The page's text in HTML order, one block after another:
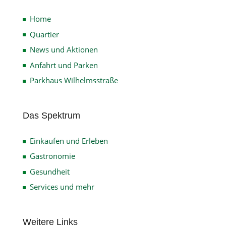
Home
Quartier
News und Aktionen
Anfahrt und Parken
Parkhaus Wilhelmsstraße
Das Spektrum
Einkaufen und Erleben
Gastronomie
Gesundheit
Services und mehr
Weitere Links